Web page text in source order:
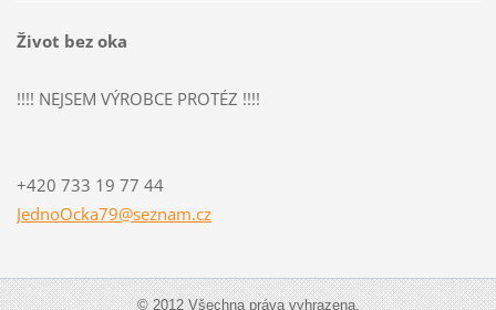
Život bez oka
!!!! NEJSEM VÝROBCE PROTÉZ !!!!
+420 733 19 77 44
JednoOcka79@seznam.cz
© 2012 Všechna práva vyhrazena.